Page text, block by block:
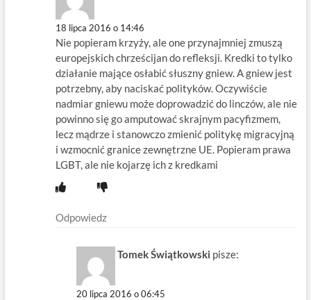
18 lipca 2016 o 14:46
Nie popieram krzyży, ale one przynajmniej zmuszą
europejskich chrześcijan do refleksji. Kredki to tylko
działanie mające osłabić słuszny gniew. A gniew jest
potrzebny, aby naciskać polityków. Oczywiście
nadmiar gniewu może doprowadzić do linczów, ale nie
powinno się go amputować skrajnym pacyfizmem,
lecz mądrze i stanowczo zmienić politykę migracyjną
i wzmocnić granice zewnętrzne UE. Popieram prawa
LGBT, ale nie kojarzę ich z kredkami
Odpowiedz
Tomek Świątkowski pisze:
20 lipca 2016 o 06:45